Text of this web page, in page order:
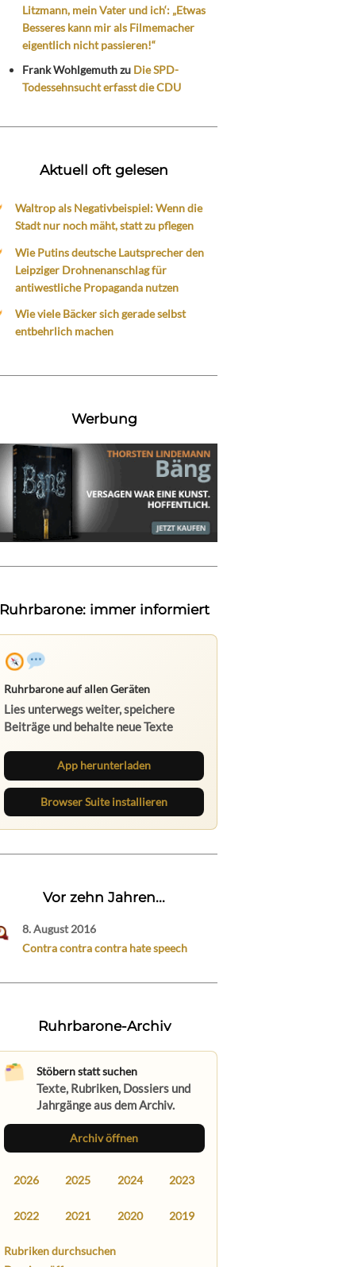
Litzmann, mein Vater und ich‘: „Etwas
Besseres kann mir als Filmemacher
eigentlich nicht passieren!“
Frank Wohlgemuthzu Die SPD-
Todessehnsucht erfasst die CDU
Aktuell oft gelesen
Waltrop als Negativbeispiel: Wenn die
Stadt nur noch mäht, statt zu pflegen
Wie Putins deutsche Lautsprecher den
Leipziger Drohnenanschlag für
antiwestliche Propaganda nutzen
Wie viele Bäcker sich gerade selbst
entbehrlich machen
Werbung
Ruhrbarone: immer informiert
Ruhrbarone auf allen Geräten
Lies unterwegs weiter, speichere
Beiträge und behalte neue Texte
App herunterladen
Browser Suite installieren
Vor zehn Jahren...
8. August 2016
Contra contra contra hate speech
Ruhrbarone-Archiv
Stöbern statt suchen
Texte, Rubriken, Dossiers und
Jahrgänge aus dem Archiv.
Archiv öffnen
2026 2025 2024 2023
2022 2021 2020 2019
Rubriken durchsuchen